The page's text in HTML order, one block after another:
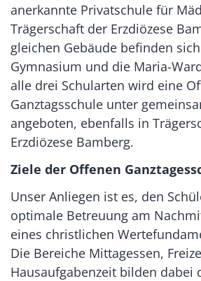
anerkannte Privatschule für
Trägerschaft der Erzdiözese
gleichen Gebäude befinden
Gymnasium und die Maria-
alle drei Schularten wird eine
Ganztagsschule unter
angeboten, ebenfalls in
Erzdiözese Bamberg.
Ziele der Offenen
Unser Anliegen ist es, den
optimale Betreuung am
eines christlichen
Die Bereiche Mittagessen,
Hausaufgabenzeit bilden dabei